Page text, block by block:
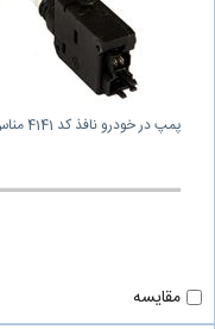
پمپ در خودرو نافذ کد 4141 مناس
مقایسه